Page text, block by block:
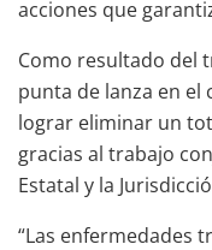
acciones que
Como resultado del
punta de lanza en el
lograr eliminar un
gracias al trabajo
Estatal y la
“Las enfermedades